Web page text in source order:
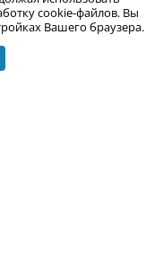
персональных данных
cookie-файлов. Вы
Вашего браузера.